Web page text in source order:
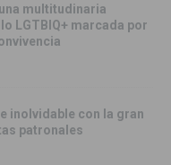
multitudinaria
LGTBIQ+ marcada por
inolvidable con la gran
patronales